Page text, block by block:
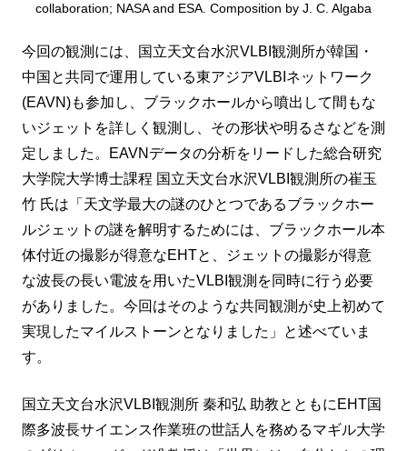
collaboration; NASA and ESA. Composition by J. C. Algaba
今回の観測には、国立天文台水沢VLBI観測所が韓国・
中国と共同で運用している東アジアVLBIネットワーク
(EAVN)も参加し、ブラックホールから噴出して間もな
いジェットを詳しく観測し、その形状や明るさなどを測
定しました。EAVNデータの分析をリードした総合研究
大学院大学博士課程 国立天文台水沢VLBI観測所の崔玉
竹 氏は「天文学最大の謎のひとつであるブラックホー
ルジェットの謎を解明するためには、ブラックホール本
体付近の撮影が得意なEHTと、ジェットの撮影が得意
な波長の長い電波を用いたVLBI観測を同時に行う必要
がありました。今回はそのような共同観測が史上初めて
実現したマイルストーンとなりました」と述べていま
す。
国⽴天⽂台⽔沢VLBI観測所 秦和弘 助教とともにEHT国
際多波長サイエンス作業班の世話人を務めるマギル⼤学